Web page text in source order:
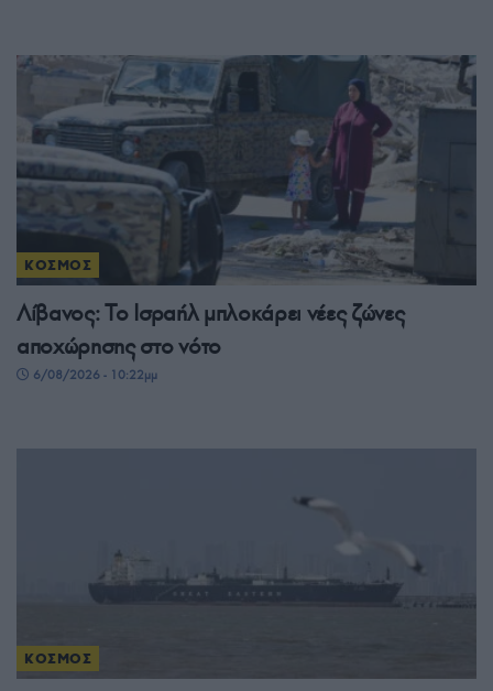
ΚΟΣΜΟΣ
Λίβανος: Το Ισραήλ μπλοκάρει νέες ζώνες
αποχώρησης στο νότο
6/08/2026 - 10:22μμ
ΚΟΣΜΟΣ